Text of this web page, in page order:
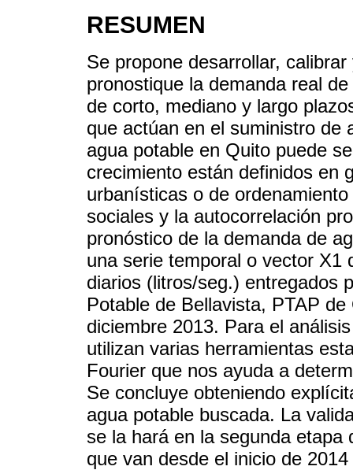
RESUMEN
Se propone desarrollar,
pronostique la demanda real
de corto, mediano y largo
que actúan en el suministro de
agua potable en Quito puede
crecimiento están definidos en
urbanísticas o de
sociales y la autocorrelación
pronóstico de la demanda de
una serie temporal o vector X1
diarios (litros/seg.) entregados
Potable de Bellavista, PTAP
diciembre 2013. Para el
utilizan varias herramientas
Fourier que nos ayuda a
Se concluye obteniendo
agua potable buscada. La
se la hará en la segunda
que van desde el inicio de